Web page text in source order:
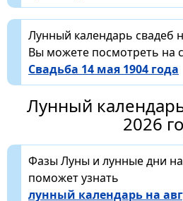
Лунный календарь свадеб
Вы можете посмотреть на
Свадьба 14 мая 1904 года
Лунный
2026
Фазы Луны и лунные дни
поможет узнать
лунный календарь на